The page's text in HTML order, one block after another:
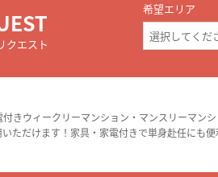
クエスト
希望エリア
きウィークリーマンション・マンスリーマン
ただけます！家具・家電付きで単身赴任にも便